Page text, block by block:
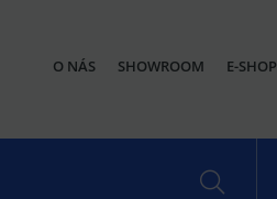
O NÁS SHOWROOM E-SHOP